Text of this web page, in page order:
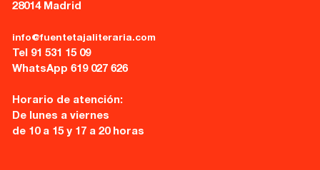
28014 Madrid
info@fuentetajaliteraria.com
Tel 91 531 15 09
WhatsApp 619 027 626
Horario de atención:
De lunes a viernes
de 10 a 15 y 17 a 20 horas